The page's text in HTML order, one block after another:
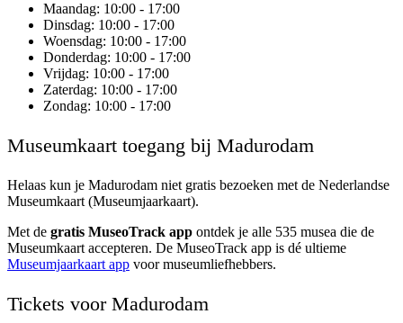
Maandag: 10:00 - 17:00
Dinsdag: 10:00 - 17:00
Woensdag: 10:00 - 17:00
Donderdag: 10:00 - 17:00
Vrijdag: 10:00 - 17:00
Zaterdag: 10:00 - 17:00
Zondag: 10:00 - 17:00
Museumkaart toegang bij Madurodam
Helaas kun je Madurodam niet gratis bezoeken met de Nederlandse
Museumkaart (Museumjaarkaart).
Met de gratis MuseoTrack app ontdek je alle 535 musea die de
Museumkaart accepteren. De MuseoTrack app is dé ultieme
Museumjaarkaart app voor museumliefhebbers.
Tickets voor Madurodam